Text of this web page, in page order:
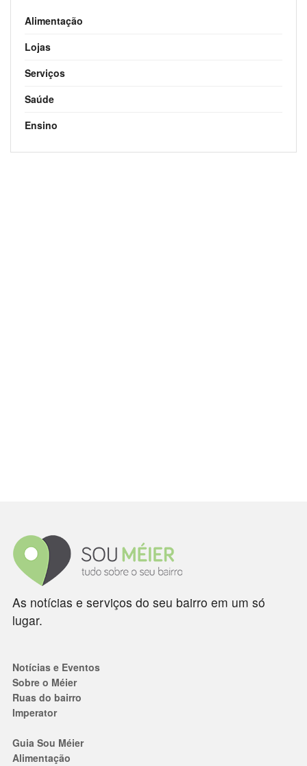
Alimentação
Lojas
Serviços
Saúde
Ensino
As notícias e serviços do seu bairro em um só
lugar.
Notícias e Eventos
Sobre o Méier
Ruas do bairro
Imperator
Guia Sou Méier
Alimentação